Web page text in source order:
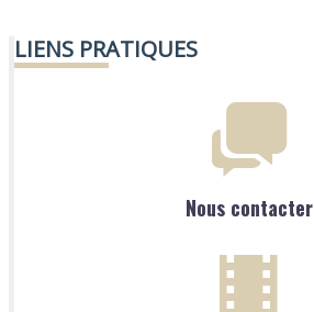
LIENS PRATIQUES
Nous contacter